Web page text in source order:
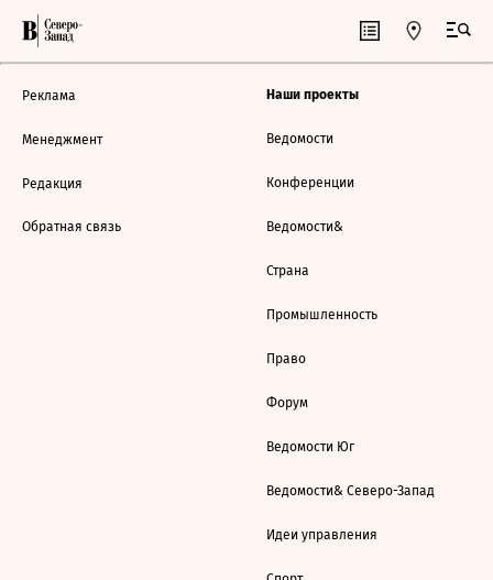
Реклама
Менеджмент
Редакция
Обратная связь
Наши проекты
Ведомости
Конференции
Ведомости&
Страна
Промышленность
Право
Форум
Ведомости Юг
Ведомости& Северо-Запад
Идеи управления